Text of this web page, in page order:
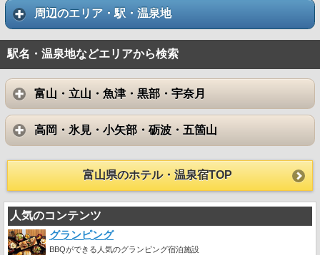
周辺のエリア・駅・温泉地
駅名・温泉地などエリアから検索
富山・立山・魚津・黒部・宇奈月
高岡・氷見・小矢部・砺波・五箇山
富山県のホテル・温泉宿TOP
人気のコンテンツ
グランピング
BBQができる人気のグランピング宿泊施設